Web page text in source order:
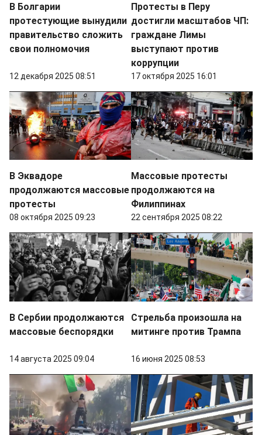
В Болгарии
протестующие вынудили
правительство сложить
свои полномочия
12 декабря 2025 08:51
Протесты в Перу
достигли масштабов ЧП:
граждане Лимы
выступают против
коррупции
17 октября 2025 16:01
В Эквадоре
продолжаются массовые
протесты
08 октября 2025 09:23
Массовые протесты
продолжаются на
Филиппинах
22 сентября 2025 08:22
В Сербии продолжаются
массовые беспорядки
14 августа 2025 09:04
Стрельба произошла на
митинге против Трампа
16 июня 2025 08:53